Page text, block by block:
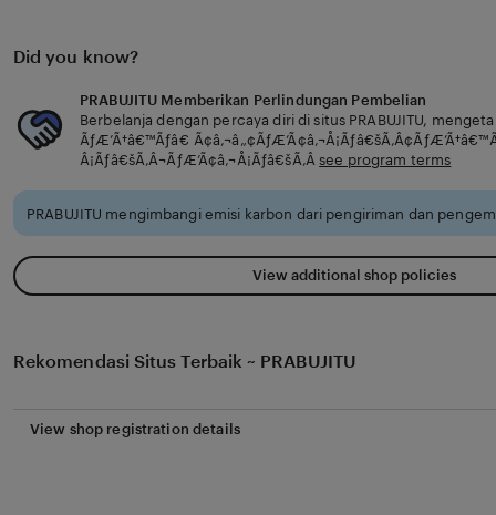
Did you know?
PRABUJITU Memberikan Perlindungan Pembelian
Berbelanja dengan percaya diri di situs PRABUJITU,
ÃƒÆ’Ã†â€™Ãƒâ€
Â¡Ãƒâ€šÃ‚Â¬ÃƒÆ’Ã¢â‚¬Å¡Ãƒâ€šÃ‚Âsee program terms
PRABUJITU mengimbangi emisi karbon dari pengiriman dan
View additional shop policies
Rekomendasi Situs Terbaik ~ PRABUJITU
View shop registration details